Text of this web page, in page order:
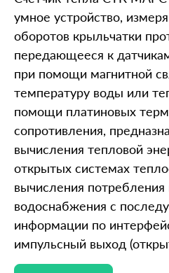
умное устройство,
оборотов крыльчатки
передающееся к
при помощи магнитной
температуру воды или
помощи платиновых
сопротивления,
вычисления тепловой
открытых системах
вычисления потребления
водоснабжения с
информации по
импульсный выход